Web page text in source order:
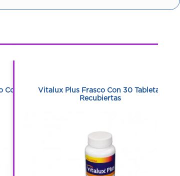
Vitalux Plus Frasco Con 30 Tabletas
Recubiertas